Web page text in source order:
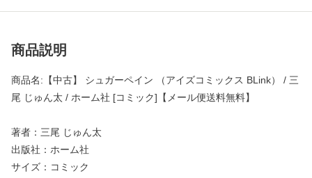
商品説明
商品名:【中古】 シュガーペイン （アイズコミックス BLink） / 三
尾 じゅん太 / ホーム社 [コミック]【メール便送料無料】
著者：三尾 じゅん太
出版社：ホーム社
サイズ：コミック